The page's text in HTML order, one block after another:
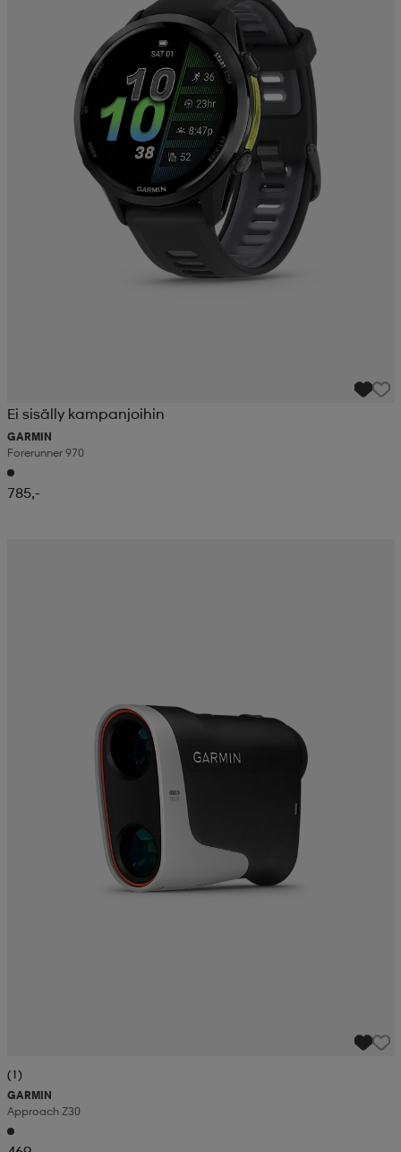
Ei sisälly kampanjoihin
GARMIN
Forerunner 970
785,-
(1)
GARMIN
Approach Z30